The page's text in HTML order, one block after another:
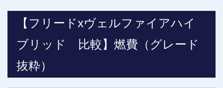
【フリードxヴェルファイアハイ
ブリッド 比較】燃費（グレード
抜粋）